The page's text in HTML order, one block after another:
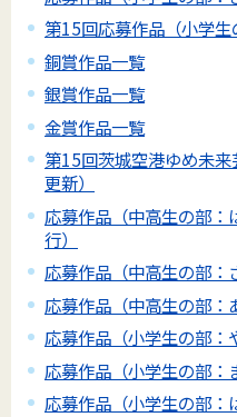
第15回応募作品（小学生
銅賞作品一覧
銀賞作品一覧
金賞作品一覧
第15回茨城空港ゆめ未
更新）
応募作品（中高生の部
行）
応募作品（中高生の部：
応募作品（中高生の部：
応募作品（小学生の部：
応募作品（小学生の部：
応募作品（小学生の部：